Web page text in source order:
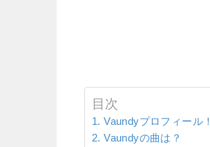
目次
Vaundyプロフィール！
Vaundyの曲は？